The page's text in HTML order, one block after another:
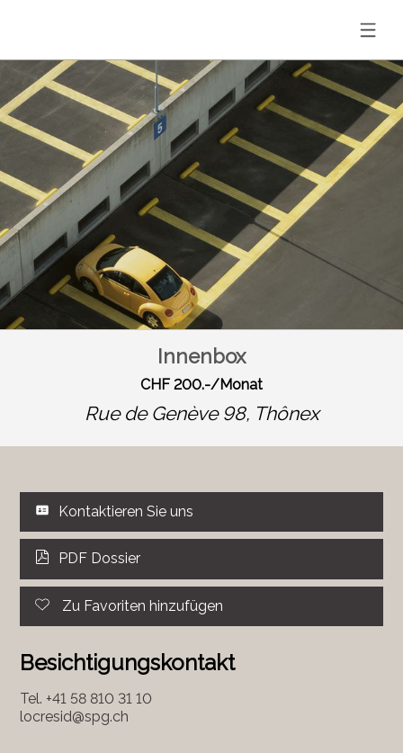
Innenbox
CHF 200.-/Monat
Rue de Genève 98, Thônex
Kontaktieren Sie uns
PDF Dossier
Zu Favoriten hinzufügen
Besichtigungskontakt
Tel. +41 58 810 31 10
locresid@spg.ch